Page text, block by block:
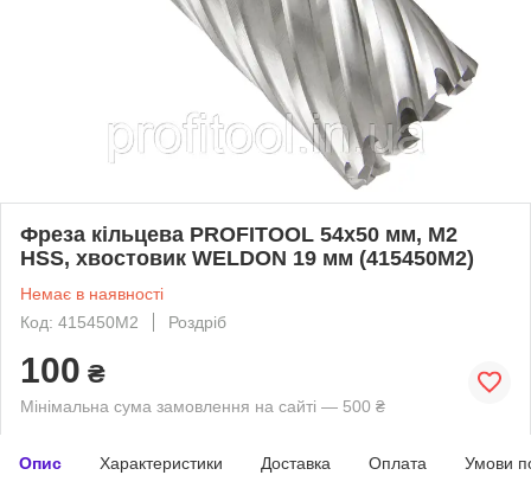
Фреза кільцева PROFITOOL 54х50 мм, M2
HSS, хвостовик WELDON 19 мм (415450M2)
Немає в наявності
Код: 415450M2
Роздріб
100 ₴
Мінімальна сума замовлення на сайті — 500 ₴
Опис Характеристики Доставка Оплата Умови